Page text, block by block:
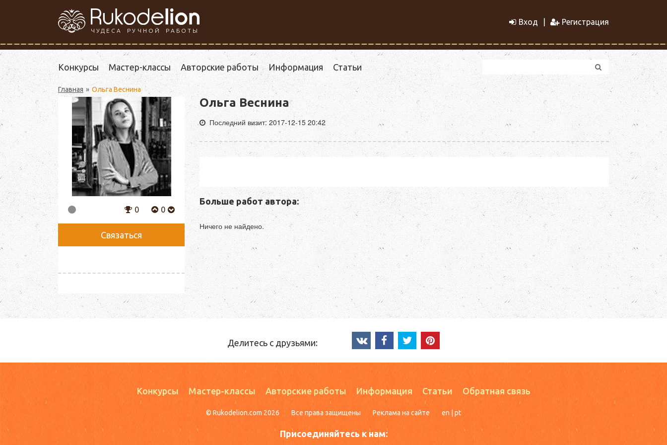
ЧУДЕСА РУЧНОЙ РАБОТЫ
Вход Регистрация
Конкурсы Мастер-классы Авторские работы Информация Статьи
Главная Ольга Веснина
0 0
Связаться
Ольга Веснина
Последний визит: 2017-12-15 20:42
Больше работ автора:
Ничего не найдено.
Делитесь с друзьями:
Конкурсы Мастер-классы Авторские работы Информация Статьи Обратная связь
© Rukodelion.com 2026 Все права защищены Реклама на сайте en pt
Присоединяйтесь к нам: